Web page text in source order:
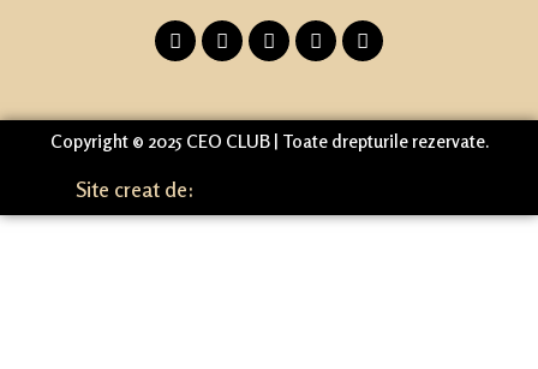
Copyright © 2025 CEO CLUB | Toate drepturile rezervate.
Site creat de: